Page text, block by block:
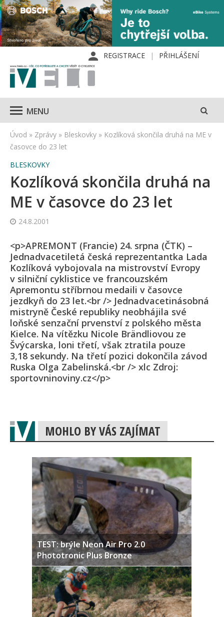
REGISTRACE PŘIHLÁŠENÍ
MENU
Úvod » Zprávy » Bleskovky » Kozlíková skončila druhá na ME v
časovce do 23 let
BLESKOVKY
Kozlíková skončila druhá na
ME v časovce do 23 let
24.8.2001
<p>APREMONT (Francie) 24. srpna (ČTK) –
Jednadvacetiletá česká reprezentantka Lada
Kozlíková vybojovala na mistrovství Evropy
v silniční cyklistice ve francouzském
Apremontu stříbrnou medaili v časovce
jezdkyň do 23 let.<br /> Jednadvacetinásobná
mistryně České republiky neobhájila své
loňské senzační prvenství z polského města
Kielce. Na vítězku Nicole Brändliovou ze
Švýcarska, loni třetí, však ztratila pouze
3,18 sekundy. Na třetí pozici dokončila závod
Ruska Olga Zabelinská.<br /> xlc Zdroj:
sportovninoviny.cz</p>
MOHLO BY VÁS ZAJÍMAT
TEST: brýle Neon Air Pro 2.0
Phototronic Plus Bronze